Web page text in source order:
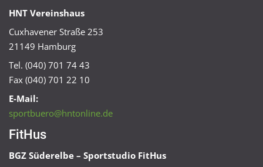
HNT Vereinshaus
Cuxhavener Straße 253
21149 Hamburg
Tel. (040) 701 74 43
Fax (040) 701 22 10
E-Mail:
sportbuero@hntonline.de
FitHus
BGZ Süderelbe – Sportstudio FitHus